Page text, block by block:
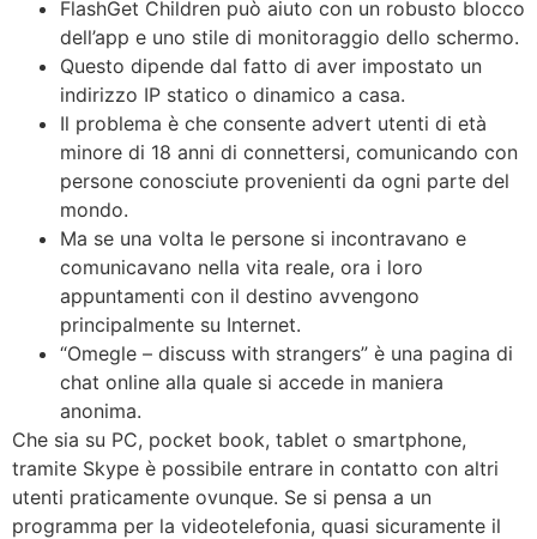
FlashGet Children può aiuto con un robusto blocco
dell’app e uno stile di monitoraggio dello schermo.
Questo dipende dal fatto di aver impostato un
indirizzo IP statico o dinamico a casa.
Il problema è che consente advert utenti di età
minore di 18 anni di connettersi, comunicando con
persone conosciute provenienti da ogni parte del
mondo.
Ma se una volta le persone si incontravano e
comunicavano nella vita reale, ora i loro
appuntamenti con il destino avvengono
principalmente su Internet.
“Omegle – discuss with strangers” è una pagina di
chat online alla quale si accede in maniera
anonima.
Che sia su PC, pocket book, tablet o smartphone,
tramite Skype è possibile entrare in contatto con altri
utenti praticamente ovunque. Se si pensa a un
programma per la videotelefonia, quasi sicuramente il